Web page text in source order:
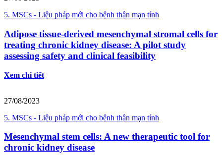
5. MSCs - Liệu pháp mới cho bệnh thận mạn tính
Adipose tissue-derived mesenchymal stromal cells for
treating chronic kidney disease: A pilot study
assessing safety and clinical feasibility
Xem chi tiết
27/08/2023
5. MSCs - Liệu pháp mới cho bệnh thận mạn tính
Mesenchymal stem cells: A new therapeutic tool for
chronic kidney disease